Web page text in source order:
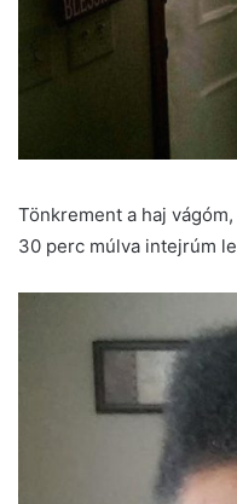
Tönkrement a haj
30 perc múlva intejrúm